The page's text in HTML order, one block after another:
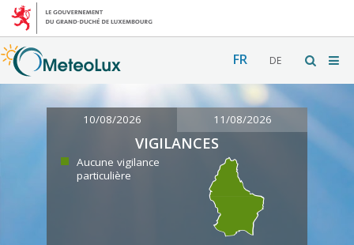
FR DE
10/08/2026 11/08/2026
VIGILANCES
Aucune vigilance
particulière